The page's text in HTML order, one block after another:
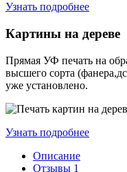
Узнать подробнее
Картины на дереве
Прямая УФ печать на
высшего сорта
уже установлено.
Узнать подробнее
Описание
Отзывы 1